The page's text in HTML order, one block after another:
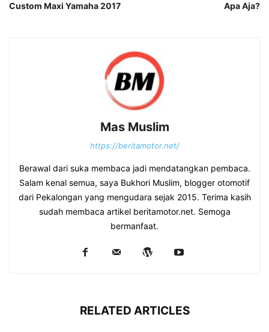
Custom Maxi Yamaha 2017
Apa Aja?
Mas Muslim
https://beritamotor.net/
Berawal dari suka membaca jadi mendatangkan pembaca.
Salam kenal semua, saya Bukhori Muslim, blogger otomotif
dari Pekalongan yang mengudara sejak 2015. Terima kasih
sudah membaca artikel beritamotor.net. Semoga
bermanfaat.
RELATED ARTICLES